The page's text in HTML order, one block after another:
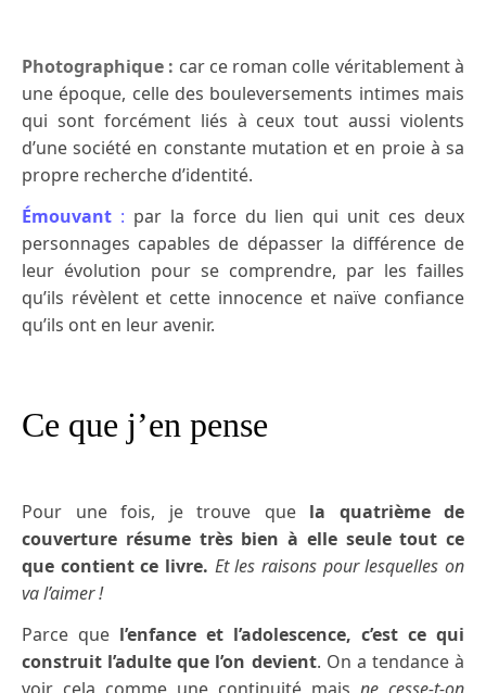
Photographique : car ce roman colle véritablement à
une époque, celle des bouleversements intimes mais
qui sont forcément liés à ceux tout aussi violents
d’une société en constante mutation et en proie à sa
propre recherche d’identité.
Émouvant : par la force du lien qui unit ces deux
personnages capables de dépasser la différence de
leur évolution pour se comprendre, par les failles
qu’ils révèlent et cette innocence et naïve confiance
qu’ils ont en leur avenir.
Ce que j’en pense
Pour une fois, je trouve quela quatrième de
couverture résume très bien à elle seule tout ce
que contient ce livre. Et les raisons pour lesquelles on
va l’aimer !
Parce que l’enfance et l’adolescence, c’est ce qui
construit l’adulte que l’on devient. On a tendance à